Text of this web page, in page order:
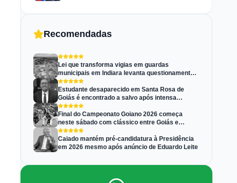
Recomendadas
Lei que transforma vigias em guardas
municipais em Indiara levanta questionamentos
jurídicos
Estudante desaparecido em Santa Rosa de
Goiás é encontrado a salvo após intensa
mobilização
Final do Campeonato Goiano 2026 começa
neste sábado com clássico entre Goiás e
Atlético-GO
Caiado mantém pré-candidatura à Presidência
em 2026 mesmo após anúncio de Eduardo Leite